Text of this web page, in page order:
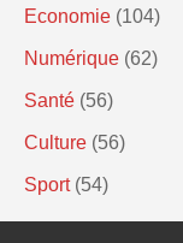
Economie (104)
Numérique (62)
Santé (56)
Culture (56)
Sport (54)